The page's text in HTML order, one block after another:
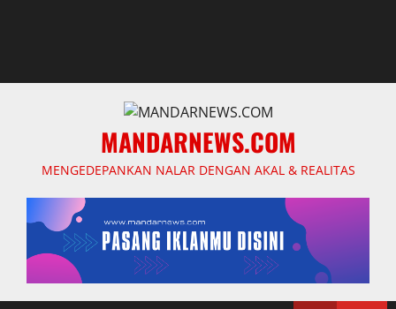
MANDARNEWS.COM
MENGEDEPANKAN NALAR DENGAN AKAL & REALITAS